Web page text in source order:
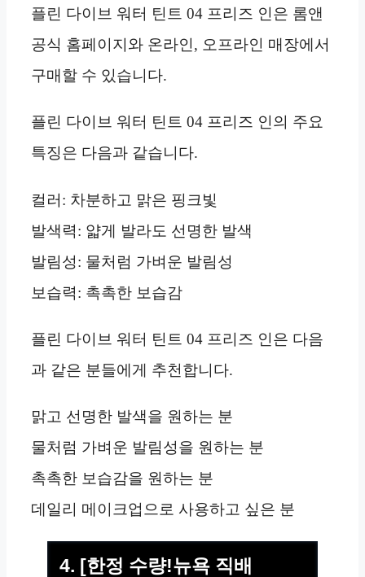
플린 다이브 워터 틴트 04 프리즈 인은 롬앤
공식 홈페이지와 온라인, 오프라인 매장에서
구매할 수 있습니다.
플린 다이브 워터 틴트 04 프리즈 인의 주요
특징은 다음과 같습니다.
컬러: 차분하고 맑은 핑크빛
발색력: 얇게 발라도 선명한 발색
발림성: 물처럼 가벼운 발림성
보습력: 촉촉한 보습감
플린 다이브 워터 틴트 04 프리즈 인은 다음
과 같은 분들에게 추천합니다.
맑고 선명한 발색을 원하는 분
물처럼 가벼운 발림성을 원하는 분
촉촉한 보습감을 원하는 분
데일리 메이크업으로 사용하고 싶은 분
4. [한정 수량!뉴욕 직배